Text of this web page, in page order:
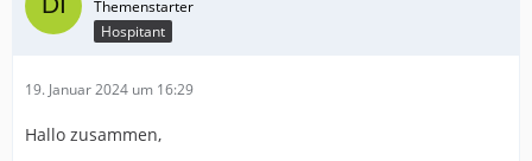
Hospitant
19. Januar 2024 um 16:29
Hallo zusammen,